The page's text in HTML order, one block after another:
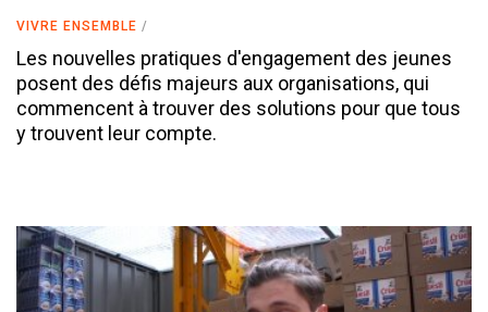
VIVRE ENSEMBLE
Les nouvelles pratiques d'engagement des jeunes
posent des défis majeurs aux organisations, qui
commencent à trouver des solutions pour que tous
y trouvent leur compte.